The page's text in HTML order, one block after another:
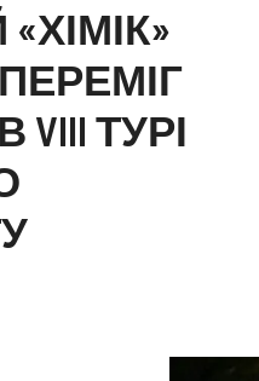
VIII ТУРІ